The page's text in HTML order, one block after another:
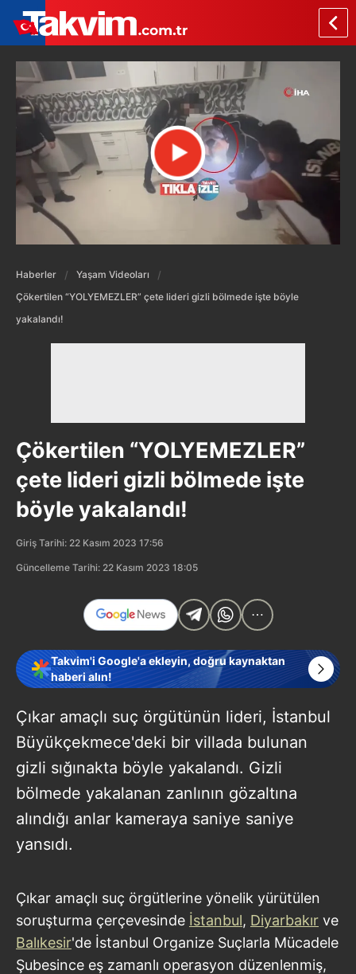
Haberler
Yaşam Videoları
Çökertilen “YOLYEMEZLER” çete lideri gizli bölmede işte böyle
yakalandı!
Çökertilen “YOLYEMEZLER”
çete lideri gizli bölmede işte
böyle yakalandı!
Giriş Tarihi: 22 Kasım 2023 17:56
Güncelleme Tarihi: 22 Kasım 2023 18:05
Takvim'i Google'a ekleyin, doğru kaynaktan
haberi alın!
Çıkar amaçlı suç örgütünün lideri, İstanbul
Büyükçekmece'deki bir villada bulunan
gizli sığınakta böyle yakalandı. Gizli
bölmede yakalanan zanlının gözaltına
alındığı anlar kameraya saniye saniye
yansıdı.
Çıkar amaçlı suç örgütlerine yönelik yürütülen
soruşturma çerçevesinde İstanbul, Diyarbakır ve
Balıkesir'de İstanbul Organize Suçlarla Mücadele
Şubesince eş zamanlı operasyon düzenlenmiş,